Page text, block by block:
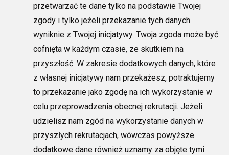
przetwarzać te dane tylko na podstawie Twojej
zgody i tylko jeżeli przekazanie tych danych
wyniknie z Twojej inicjatywy. Twoja zgoda może być
cofnięta w każdym czasie, ze skutkiem na
przyszłość. W zakresie dodatkowych danych, które
z własnej inicjatywy nam przekażesz, potraktujemy
to przekazanie jako zgodę na ich wykorzystanie w
celu przeprowadzenia obecnej rekrutacji. Jeżeli
udzielisz nam zgód na wykorzystanie danych w
przyszłych rekrutacjach, wówczas powyższe
dodatkowe dane również uznamy za objęte tymi